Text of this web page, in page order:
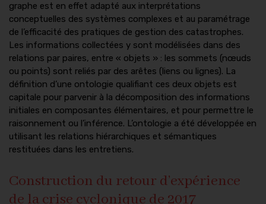
graphe est en effet adapté aux interprétations
conceptuelles des systèmes complexes et au paramétrage
de l’efficacité des pratiques de gestion des catastrophes.
Les informations collectées y sont modélisées dans des
relations par paires, entre « objets » : les sommets (nœuds
ou points) sont reliés par des arêtes (liens ou lignes). La
définition d’une ontologie qualifiant ces deux objets est
capitale pour parvenir à la décomposition des informations
initiales en composantes élémentaires, et pour permettre le
raisonnement ou l’inférence. L’ontologie a été développée en
utilisant les relations hiérarchiques et sémantiques
restituées dans les entretiens.
Construction du retour d’expérience
de la crise cyclonique de 2017